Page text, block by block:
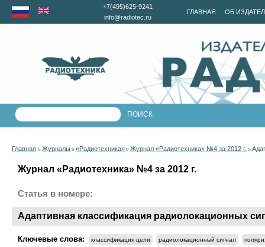
ГЛАВНАЯ ОБ
+7(495)625-9241
info@radiotec.ru
Главная > Журналы > «Радиотехника» > Журнал «Радиотехника» №4 за 2012 г. >
Журнал «Радиотехника» №4 за 2012 г.
Статья в номере:
Адаптивная классификация радиолокационных
Ключевые слова: классификация цели радиолокационный сигнал